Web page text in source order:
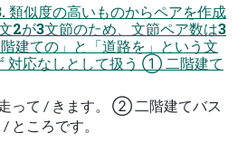
類似度の高いものからペアを作成
2が3文節のため、文節ペア数は3
建ての」と「道路を」という文
対応なしとして扱う ① 二階建て
って / きます。 ② 二階建てバス
ところです。